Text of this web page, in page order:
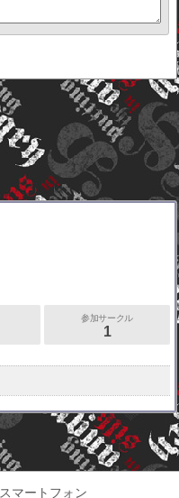
参加サークル
1
スマートフォン